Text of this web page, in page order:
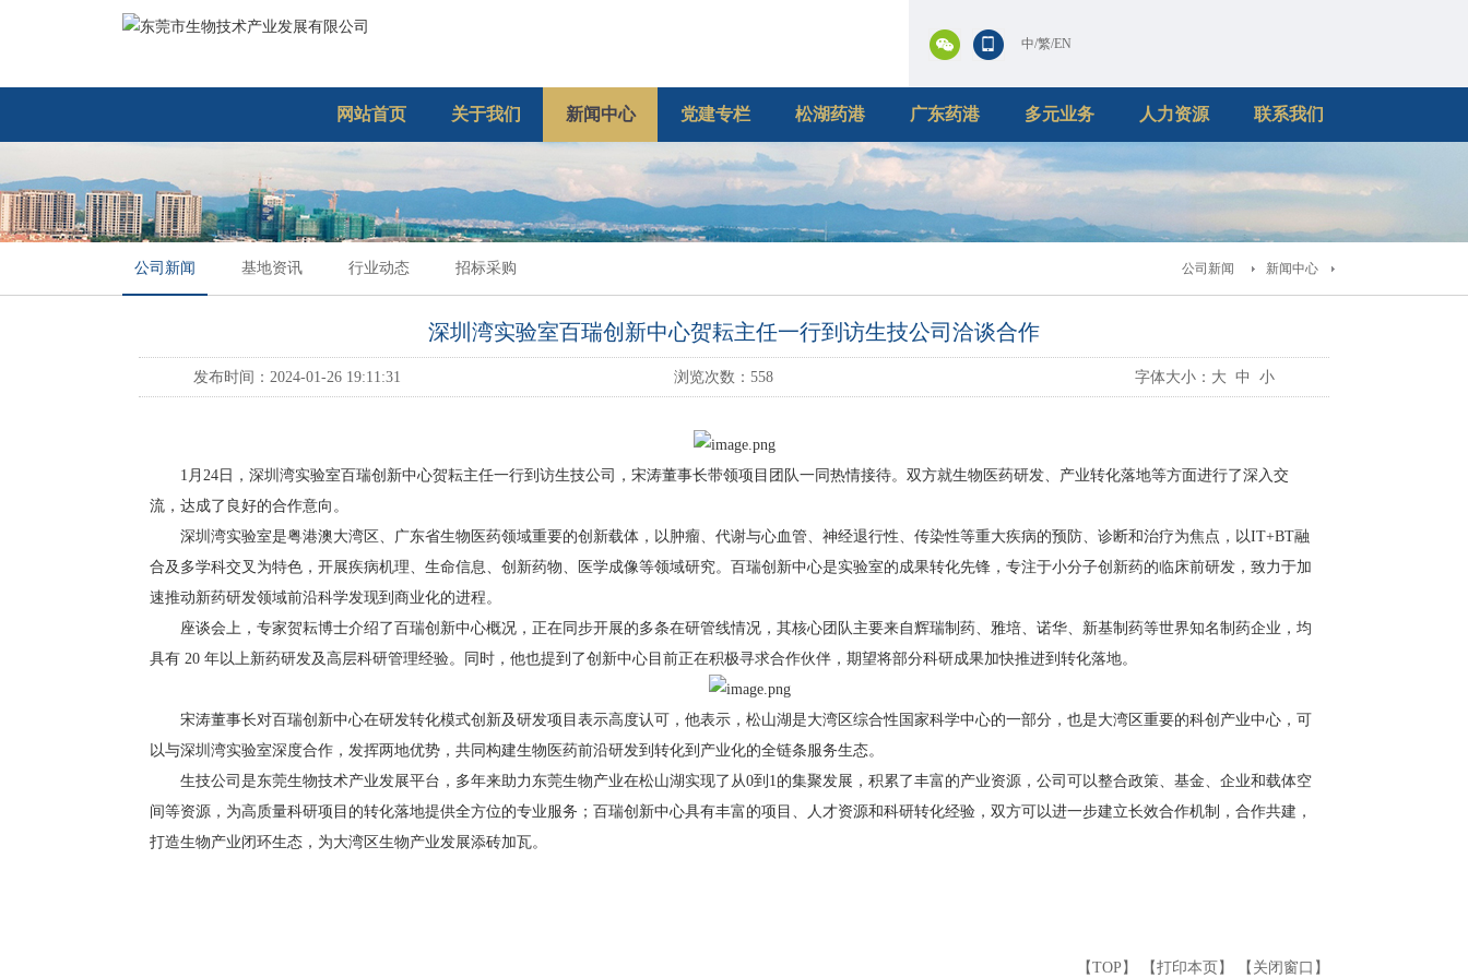
中/繁/EN
网站首页 关于我们 新闻中心 党建专栏 松湖药港 广东药港 多元业务 人力资源 联系我们
公司新闻 基地资讯 行业动态 招标采购 公司新闻 新闻中心
深圳湾实验室百瑞创新中心贺耘主任一行到访生技公司洽谈合作
发布时间：2024-01-26 19:11:31 浏览次数： 558 字体大小： 大 中 小
1月24日，深圳湾实验室百瑞创新中心贺耘主任一行到访生技公司，宋涛董事长带领项目团队一同热情接待。双方就生物医药研发、产业转化落地等方面进行了深入交
流，达成了良好的合作意向。
深圳湾实验室是粤港澳大湾区、广东省生物医药领域重要的创新载体，以肿瘤、代谢与心血管、神经退行性、传染性等重大疾病的预防、诊断和治疗为焦点，以IT+BT融
合及多学科交叉为特色，开展疾病机理、生命信息、创新药物、医学成像等领域研究。百瑞创新中心是实验室的成果转化先锋，专注于小分子创新药的临床前研发，致力于加
速推动新药研发领域前沿科学发现到商业化的进程。
座谈会上，专家贺耘博士介绍了百瑞创新中心概况，正在同步开展的多条在研管线情况，其核心团队主要来自辉瑞制药、雅培、诺华、新基制药等世界知名制药企业，均
具有 20 年以上新药研发及高层科研管理经验。同时，他也提到了创新中心目前正在积极寻求合作伙伴，期望将部分科研成果加快推进到转化落地。
宋涛董事长对百瑞创新中心在研发转化模式创新及研发项目表示高度认可，他表示，松山湖是大湾区综合性国家科学中心的一部分，也是大湾区重要的科创产业中心，可
以与深圳湾实验室深度合作，发挥两地优势，共同构建生物医药前沿研发到转化到产业化的全链条服务生态。
生技公司是东莞生物技术产业发展平台，多年来助力东莞生物产业在松山湖实现了从0到1的集聚发展，积累了丰富的产业资源，公司可以整合政策、基金、企业和载体空
间等资源，为高质量科研项目的转化落地提供全方位的专业服务；百瑞创新中心具有丰富的项目、人才资源和科研转化经验，双方可以进一步建立长效合作机制，合作共建，
打造生物产业闭环生态，为大湾区生物产业发展添砖加瓦。
【TOP 】 【打印本页 】 【 关闭窗口 】